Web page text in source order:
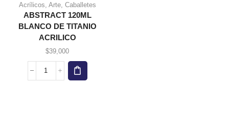
Acrílicos Arte, Caballetes
ABSTRACT 120ML
BLANCO DE TITANIO
ACRILICO
$39,000